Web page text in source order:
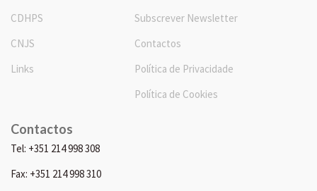
CDHPS
CNJS
Links
Subscrever Newsletter
Contactos
Política de Privacidade
Política de Cookies
Contactos
Tel: +351 214 998 308
Fax: +351 214 998 310